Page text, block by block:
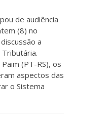
de audiência
(8) no
a
(PT-RS), os
aspectos das
o Sistema